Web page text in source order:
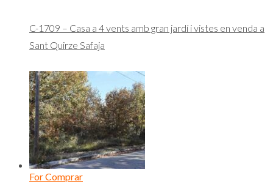
C-1709 – Casa a 4 vents amb gran jardí i vistes en venda a
Sant Quirze Safaja
For Comprar